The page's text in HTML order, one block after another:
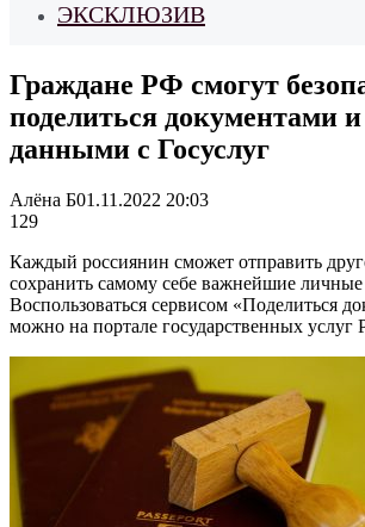
ЭКСКЛЮЗИВ
Граждане РФ смогут
поделиться документами
данными с Госуслуг
Алёна Б01.11.2022 20:03
129
Каждый россиянин сможет отправить
сохранить самому себе важнейшие
Воспользоваться сервисом «Поделиться
можно на портале государственных услуг